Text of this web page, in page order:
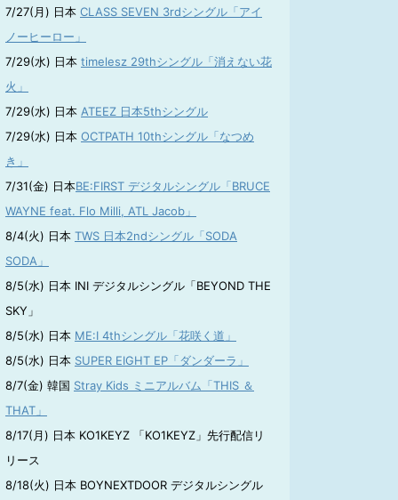
7/27(月) 日本 CLASS SEVEN 3rdシングル「アイ
ノーヒーロー」
7/29(水) 日本 timelesz 29thシングル「消えない花
火」
7/29(水) 日本 ATEEZ 日本5thシングル
7/29(水) 日本 OCTPATH 10thシングル「なつめ
き」
7/31(金) 日本BE:FIRST デジタルシングル「BRUCE
WAYNE feat. Flo Milli, ATL Jacob」
8/4(火) 日本 TWS 日本2ndシングル「SODA
SODA」
8/5(水) 日本 INI デジタルシングル「BEYOND THE
SKY」
8/5(水) 日本 ME:I 4thシングル「花咲く道」
8/5(水) 日本 SUPER EIGHT EP「ダンダーラ」
8/7(金) 韓国 Stray Kids ミニアルバム「THIS ＆
THAT」
8/17(月) 日本 KO1KEYZ 「KO1KEYZ」先行配信リ
リース
8/18(火) 日本 BOYNEXTDOOR デジタルシングル